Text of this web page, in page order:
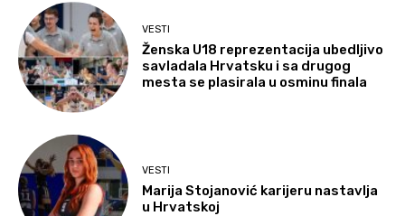
VESTI
Ženska U18 reprezentacija ubedljivo
savladala Hrvatsku i sa drugog
mesta se plasirala u osminu finala
VESTI
Marija Stojanović karijeru nastavlja
u Hrvatskoj